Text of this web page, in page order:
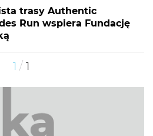
trasy Authentic
Run wspiera Fundację
1 / 1